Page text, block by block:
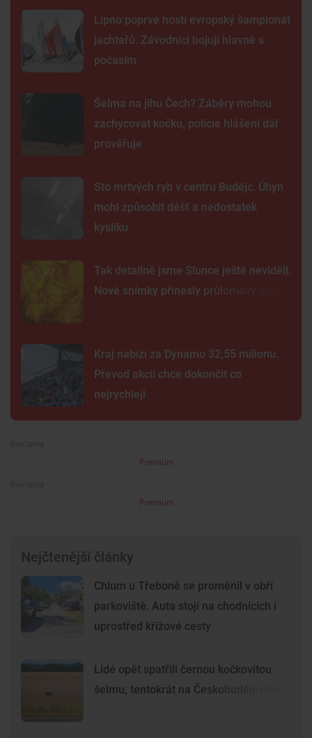
Lipno poprvé hostí evropský šampionát
jachtařů. Závodníci bojují hlavně s
počasím
Šelma na jihu Čech? Záběry mohou
zachycovat kočku, policie hlášení dál
prověřuje
Sto mrtvých ryb v centru Budějc. Úhyn
mohl způsobit déšť a nedostatek
kyslíku
Tak detailně jsme Slunce ještě neviděli.
Nové snímky přinesly průlomový objev
Kraj nabízí za Dynamo 32,55 milionu.
Převod akcií chce dokončit co
nejrychleji
Premium
Premium
Nejčtenější články
Chlum u Třeboně se proměnil v obří
parkoviště. Auta stojí na chodnících i
uprostřed křížové cesty
Lidé opět spatřili černou kočkovitou
šelmu, tentokrát na Českobudějovicku